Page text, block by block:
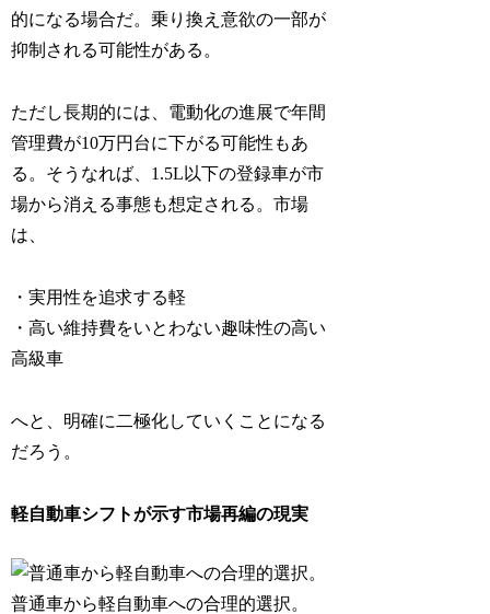
的になる場合だ。乗り換え意欲の一部が
抑制される可能性がある。
ただし長期的には、電動化の進展で年間
管理費が10万円台に下がる可能性もあ
る。そうなれば、1.5L以下の登録車が市
場から消える事態も想定される。市場
は、
・実用性を追求する軽
・高い維持費をいとわない趣味性の高い
高級車
へと、明確に二極化していくことになる
だろう。
軽自動車シフトが示す市場再編の現実
普通車から軽自動車への合理的選択。